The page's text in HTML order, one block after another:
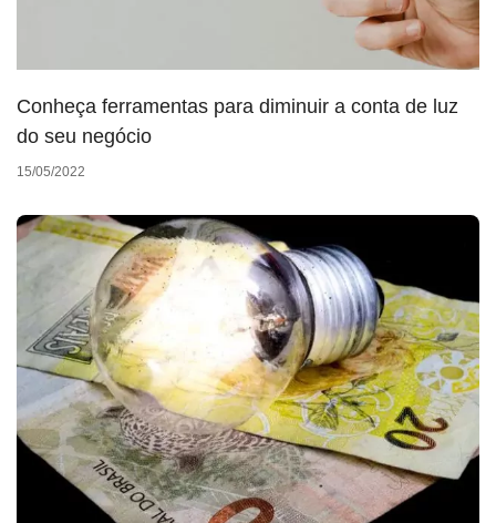
Conheça ferramentas para diminuir a conta de luz
do seu negócio
15/05/2022